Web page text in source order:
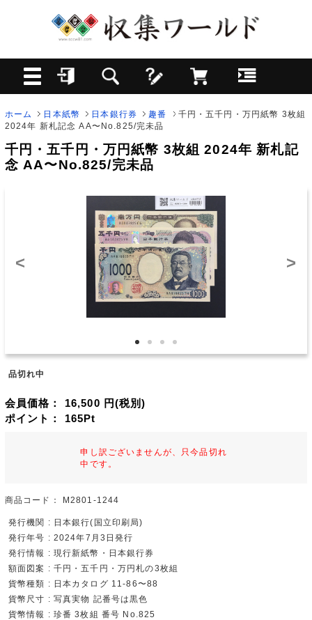
ホーム 日本紙幣 日本銀行券 趣番
千円・五千円・万円紙幣 3枚組
2024年 新札記念 AA〜No.825/完未品
千円・五千円・万円紙幣 3枚組 2024年 新札記
念 AA〜No.825/完未品
< >
品切れ中
会員価格： 16,500 円(税別)
ポイント： 165Pt
申し訳ございませんが、只今品切れ
中です。
商品コード： M2801-1244
発行機関 : 日本銀行(国立印刷局)
発行年号 : 2024年7月3日発行
発行情報 : 現行新紙幣・日本銀行券
額面図案 : 千円・五千円・万円札の3枚組
貨幣種類 : 日本カタログ 11-86〜88
貨幣尺寸 : 写真実物 記番号は黒色
貨幣情報 : 珍番 3枚組 番号 No.825